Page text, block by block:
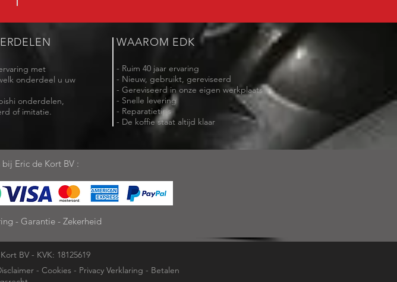
met
onderdeel u uw
onderdelen,
of imitatie.
WAAROM EDK
- Ruim 40 jaar ervaring
- Nieuw, gebruikt, gereviseerd
- Gereviseerd in onze eigen werkplaats
- Snelle levering
- Reparatietips
- De koffie staat altijd klaar
Eric de Kort BV :
- Garantie - Zekerheid
BV - KVK: 18125619
- Cookies - Privacy Verklaring - Betalen